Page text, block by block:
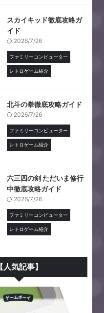
スカイキッド徹底攻略ガ
イド
2026/7/26
ファミリーコンピューター
レトロゲーム紹介
北斗の拳徹底攻略ガイド
2026/7/26
ファミリーコンピューター
レトロゲーム紹介
六三四の剣 ただいま修行
中徹底攻略ガイド
2026/7/26
ファミリーコンピューター
レトロゲーム紹介
【人気記事】